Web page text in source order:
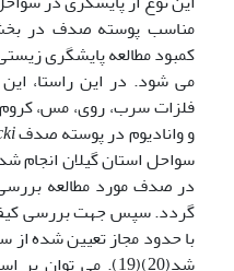
مناسب پوسته صدف در
کمبود مطالعه پایشگری
می شود. در این راستا،
فلزات سرب، روی، مس،
و وانادیوم در پوسته صدف
سواحل استان گیلان انجام
در صدف مورد مطالعه
گردد. سپس جهت بررسی
با حدود مجاز تعیین شده از
شد(20)(19). می